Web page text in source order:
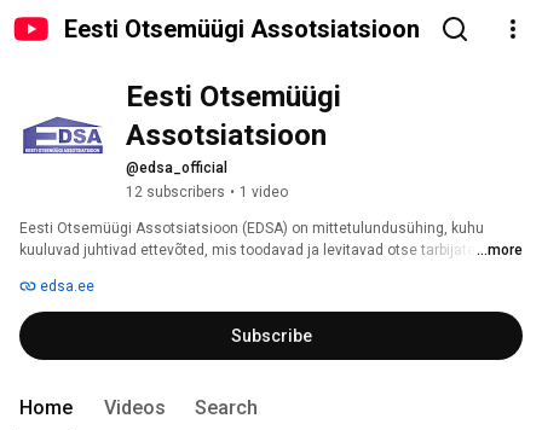
Eesti Otsemüügi Assotsiatsioon
Eesti Otsemüügi
Assotsiatsioon
@edsa_official
12 subscribers • 1 video
Eesti Otsemüügi Assotsiatsioon (EDSA) on mittetulundusühing, kuhu
kuuluvad juhtivad ettevõted, mis toodavad ja levitavad otse tarbijatele ...more
edsa.ee
Subscribe
Home Videos Search